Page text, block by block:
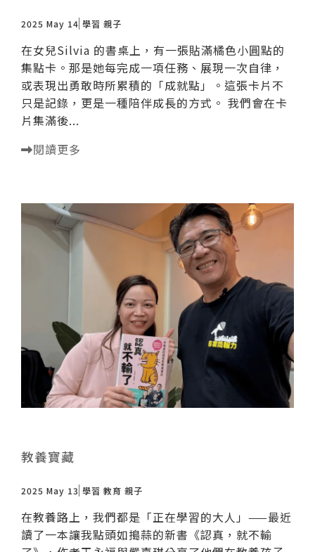
2025 May 14 學習 親子
在女兒Silvia 的書桌上，有一張貼滿橘色小圓點的
集點卡。那是她每完成一項任務、展現一次自律，
或表現出勇敢時所累積的「成就點」。這張卡片不
只是記錄，更是一種陪伴成長的方式。 我們會在卡
片集滿後...
閱讀更多
教養寶藏
2025 May 13 學習 教育 親子
在教養路上，我們都是「正在學習的大人」——最近
讀了一本讓我點頭如搗蒜的新書《認真，就不輸